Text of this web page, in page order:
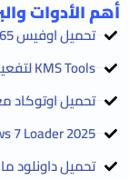
أهم الأدوات
تحميل اوفيس 365 كامل مجانا
KMS Tools لتفعيل الويندوز والأوفيس
تحميل اوتوكاد مع
2025 Windows 7 Loader
تحميل داونلود